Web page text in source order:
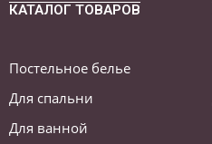
КАТАЛОГ ТОВАРОВ
Постельное белье
Для спальни
Для ванной